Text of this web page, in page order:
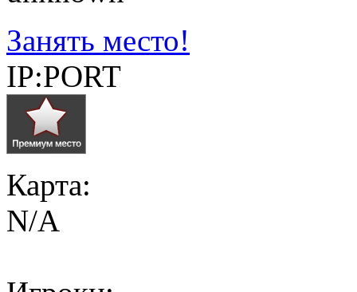
Занять место!
IP:PORT
Карта:
N/A